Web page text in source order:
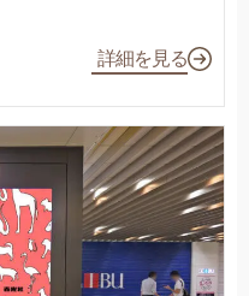
詳細を見る